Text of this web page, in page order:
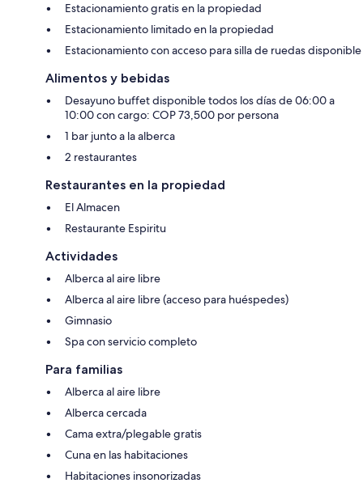
Estacionamiento gratis en la propiedad
Estacionamiento limitado en la propiedad
Estacionamiento con acceso para silla de ruedas disponible
Alimentos y bebidas
Desayuno buffet disponible todos los días de 06:00 a
10:00 con cargo: COP 73,500 por persona
1 bar junto a la alberca
2 restaurantes
Restaurantes en la propiedad
El Almacen
Restaurante Espiritu
Actividades
Alberca al aire libre
Alberca al aire libre (acceso para huéspedes)
Gimnasio
Spa con servicio completo
Para familias
Alberca al aire libre
Alberca cercada
Cama extra/plegable gratis
Cuna en las habitaciones
Habitaciones insonorizadas